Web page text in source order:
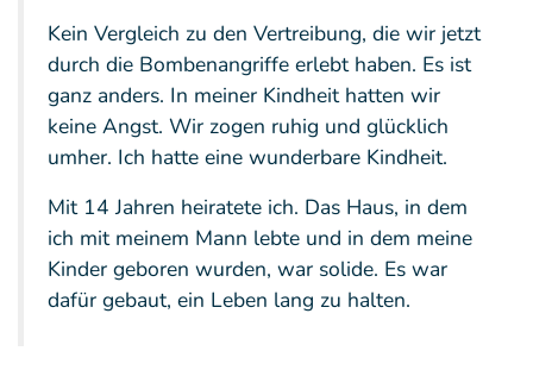
Kein Vergleich zu den Vertreibung, die wir jetzt
durch die Bombenangriffe erlebt haben. Es ist
ganz anders. In meiner Kindheit hatten wir
keine Angst. Wir zogen ruhig und glücklich
umher. Ich hatte eine wunderbare Kindheit.
Mit 14 Jahren heiratete ich. Das Haus, in dem
ich mit meinem Mann lebte und in dem meine
Kinder geboren wurden, war solide. Es war
dafür gebaut, ein Leben lang zu halten.